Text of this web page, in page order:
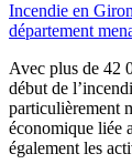
Incendie en
département
Avec plus de 42
début de
particulièrement
économique liée
également les